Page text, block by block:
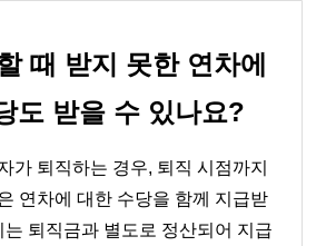
때 받지 못한 연차에
도 받을 수 있나요?
가 퇴직하는 경우, 퇴직 시점까지
연차에 대한 수당을 함께 지급받
는 퇴직금과 별도로 정산되어 지급